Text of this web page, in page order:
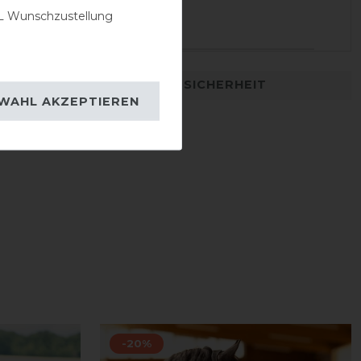
gut die Stöße ab👍
DETAILS ZUR PRODUKTSICHERHEIT
-20%
Wunschzustellung
AKZEPTIEREN